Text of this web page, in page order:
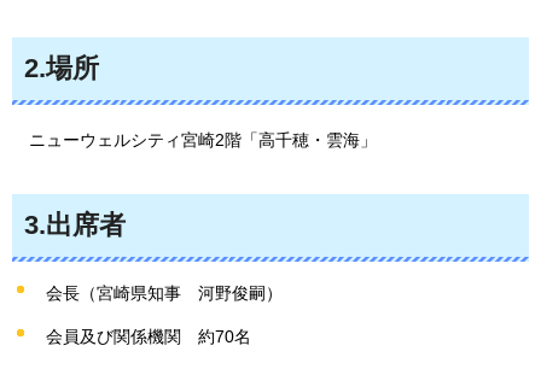
2.場所
ニュ ーウェルシティ宮崎2階「高千穂・雲海」
3.出席者
会長（宮崎県知事 河野俊嗣）
会員及び関係機関 約70名